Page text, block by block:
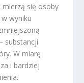
się osoby
wyniku
– substancji
W miarę
i bardziej